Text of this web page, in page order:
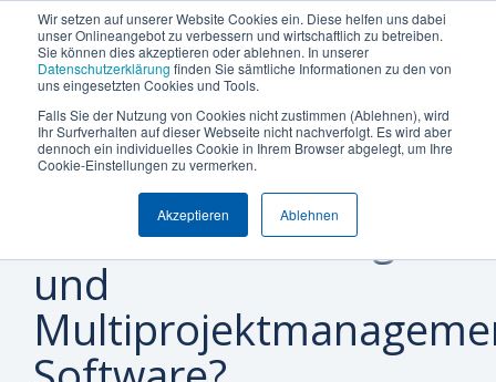
Wir setzen auf unserer Website Cookies ein. Diese helfen uns dabei
unser Onlineangebot zu verbessern und wirtschaftlich zu betreiben.
Sie können dies akzeptieren oder ablehnen. In unserer
Datenschutzerklärung finden Sie sämtliche Informationen zu den von
uns eingesetzten Cookies und Tools.
Falls Sie der Nutzung von Cookies nicht zustimmen (Ablehnen), wird
Ihr Surfverhalten auf dieser Webseite nicht nachverfolgt. Es wird aber
dennoch ein individuelles Cookie in Ihrem Browser abgelegt, um Ihre
Cookie-Einstellungen zu vermerken.
Akzeptieren Ablehnen
Termin vereinbaren +49 (0) 89 512 65 100
Was
möchten
steuern
oder
optimieren?
Unternehmensgröße
Mittelstand
Produkte
und
&
Die
Can
Plattform
Plattform Überblick
Integrationen
Reporting & BI
Sicherheit & Hosting
Machen
Sie den
ersten
Schritt
zu
Effizienz!
Sind Sie
Insights
& Best
Practices
Blog
Whitepaper & eBooks
Hybride Mastercalss
Wissen-Wiki
Machen
Sie den
ersten
Schritt
zu
Effizienz!
Sind Sie
Was
uns
auszeichnet
Über Uns (Geschichte)
Warum Can Do
Partner
Nachhaltigkeit
Karriere
Machen
Sie den
ersten
Schritt
zu
Effizienz!
Sind Sie
1 MINUTEN LESEZEIT
Wozu
und